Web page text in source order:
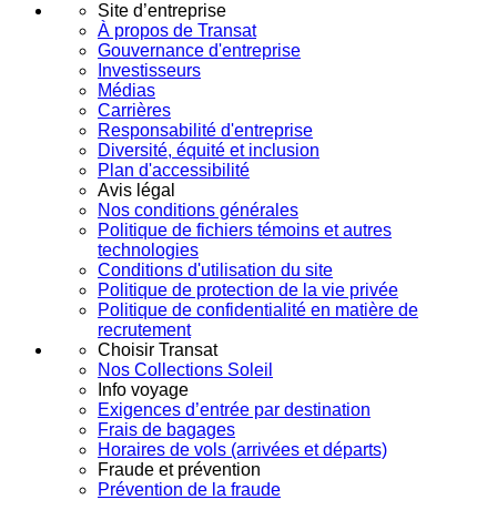
Site d’entreprise
À propos de Transat
Gouvernance d'entreprise
Investisseurs
Médias
Carrières
Responsabilité d'entreprise
Diversité, équité et inclusion
Plan d'accessibilité
Avis légal
Nos conditions générales
Politique de fichiers témoins et autres
technologies
Conditions d'utilisation du site
Politique de protection de la vie privée
Politique de confidentialité en matière de
recrutement
Choisir Transat
Nos Collections Soleil
Info voyage
Exigences d’entrée par destination
Frais de bagages
Horaires de vols (arrivées et départs)
Fraude et prévention
Prévention de la fraude